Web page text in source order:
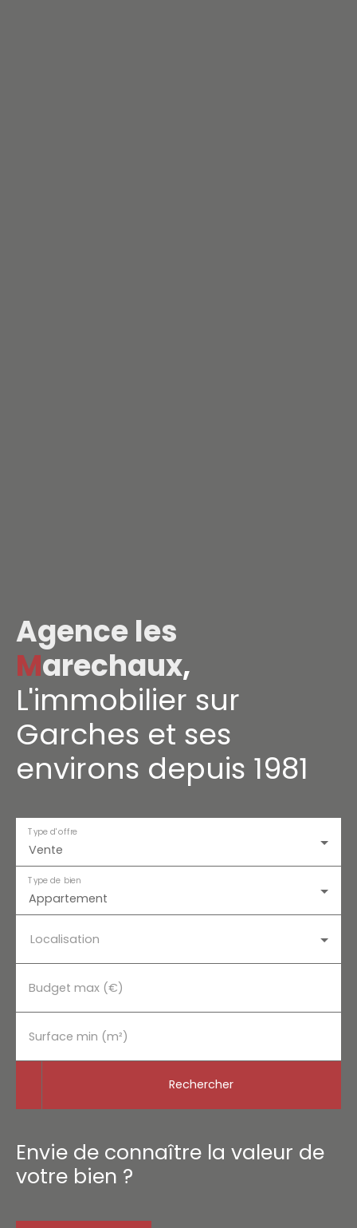
Agence les
Marechaux,
L'immobilier sur
Garches et ses
environs depuis 1981
Vente
Type d'offre
Appartement
Type de bien
Localisation
Budget max (€)
Surface min (m²)
Rechercher
Envie de connaître la valeur de
votre bien ?